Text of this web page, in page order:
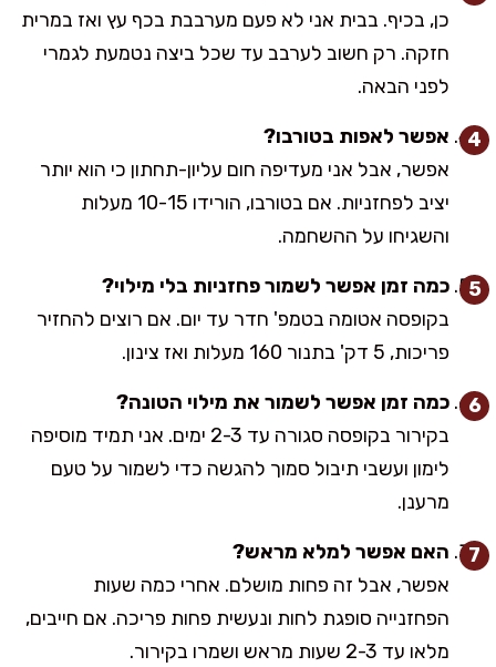
כן, בכיף. בבית אני לא פעם מערבבת בכף עץ ואז במרית
חזקה. רק חשוב לערבב עד שכל ביצה נטמעת לגמרי
לפני הבאה.
אפשר לאפות בטורבו?
אפשר, אבל אני מעדיפה חום עליון-תחתון כי הוא יותר
יציב לפחזניות. אם בטורבו, הורידו 10-15 מעלות
והשגיחו על ההשחמה.
כמה זמן אפשר לשמור פחזניות בלי מילוי?
בקופסה אטומה בטמפ' חדר עד יום. אם רוצים להחזיר
פריכות, 5 דק' בתנור 160 מעלות ואז צינון.
כמה זמן אפשר לשמור את מילוי הטונה?
בקירור בקופסה סגורה עד 2-3 ימים. אני תמיד מוסיפה
לימון ועשבי תיבול סמוך להגשה כדי לשמור על טעם
מרענן.
האם אפשר למלא מראש?
אפשר, אבל זה פחות מושלם. אחרי כמה שעות
הפחזנייה סופגת לחות ונעשית פחות פריכה. אם חייבים,
מלאו עד 2-3 שעות מראש ושמרו בקירור.